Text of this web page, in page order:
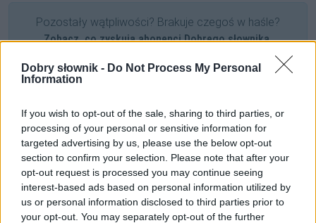
Dobry słownik - Do Not Process My Personal
Information
If you wish to opt-out of the sale, sharing to third parties, or
processing of your personal or sensitive information for
targeted advertising by us, please use the below opt-out
section to confirm your selection. Please note that after your
opt-out request is processed you may continue seeing
interest-based ads based on personal information utilized by
us or personal information disclosed to third parties prior to
your opt-out. You may separately opt-out of the further
Pozostały wątpliwości? Brakuje czegoś w haśle?
Zobacz, co zyskują abonenci Dobrego słownika.
SPRAWDŹ
Często sprawdzane
Ę widzę
Mieszkaniec Oslo, mieszkanka Oslo i przymiotnik od Oslo
O rodzaju gramatycznymkoali